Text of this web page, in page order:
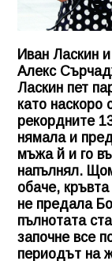
Иван Ласкин
Алекс
Ласкин пет
като наскоро
рекордните
нямала и
мъжа й и го
напълнял.
обаче,
не предала
пълнотата
започне все
периодът на